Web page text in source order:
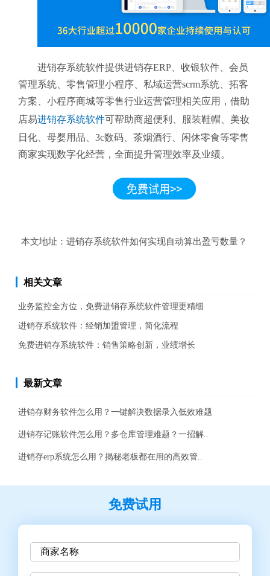
进销存系统软件提供进销存ERP、收银软件、会员
管理系统、零售管理小程序、私域运营scrm系统、拓客
方案、小程序商城等零售行业运营管理相关应用，借助
店易进销存系统软件可帮助商超便利、服装鞋帽、美妆
日化、母婴用品、3c数码、茶烟酒行、闲休零食等零售
商家实现数字化经营，全面提升管理效率及业绩。
本文地址： 进销存系统软件如何实现自动算出盈亏数量？
相关文章
业务监控全方位，免费进销存系统软件管理更精细
进销存系统软件：经销加盟管理，简化流程
免费进销存系统软件：销售策略创新，业绩增长
最新文章
进销存财务软件怎么用？一键解决数据录入低效难题
进销存记账软件怎么用？多仓库管理难题？一招解..
进销存erp系统怎么用？揭秘老板都在用的高效管..
免费试用